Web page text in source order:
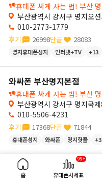
폰 부산명지오션점
부산광역시 강서구 명지오
010-2773-1779
후기 26998단골 28083
명지휴대폰성지 인터넷+TV +13
와싸폰 부산명지본점
부산광역시 강서구 명지국
010-5506-4231
후기 17368단골 71844
휴대폰성지 와싸폰 명지핫플 +3
내 위치 찾기 2
홈
99+
휴대폰시세표